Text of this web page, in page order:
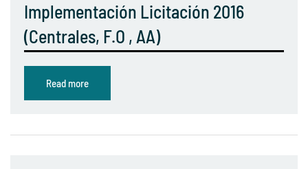
Implementación Licitación 2016
(Centrales, F.O , AA)
Read more